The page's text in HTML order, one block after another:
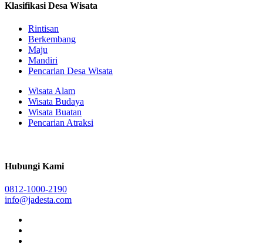
Klasifikasi Desa Wisata
Rintisan
Berkembang
Maju
Mandiri
Pencarian Desa Wisata
Wisata Alam
Wisata Budaya
Wisata Buatan
Pencarian Atraksi
Hubungi Kami
0812-1000-2190
info@jadesta.com